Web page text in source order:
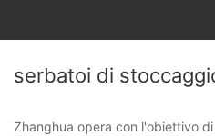
serbatoi di
Zhanghua opera con l'obiettivo